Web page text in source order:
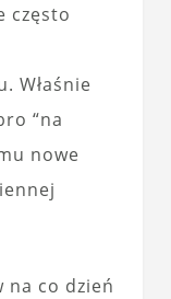
często
Właśnie
“na
nowe
na co dzień